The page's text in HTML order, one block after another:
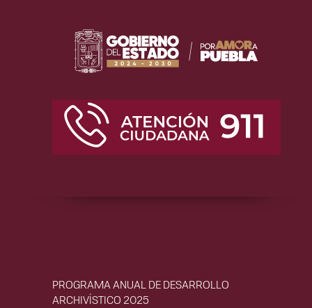
PROGRAMA ANUAL DE DESARROLLO
ARCHIVÍSTICO 2025